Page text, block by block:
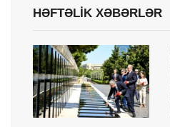
HƏFTƏLİK XƏBƏRLƏR